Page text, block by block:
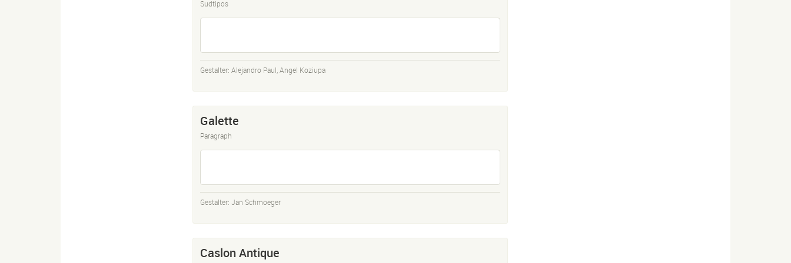
Sudtipos
Gestalter: Alejandro Paul Angel Koziupa
Galette
Paragraph
Gestalter: Jan Schmoeger
Caslon Antique